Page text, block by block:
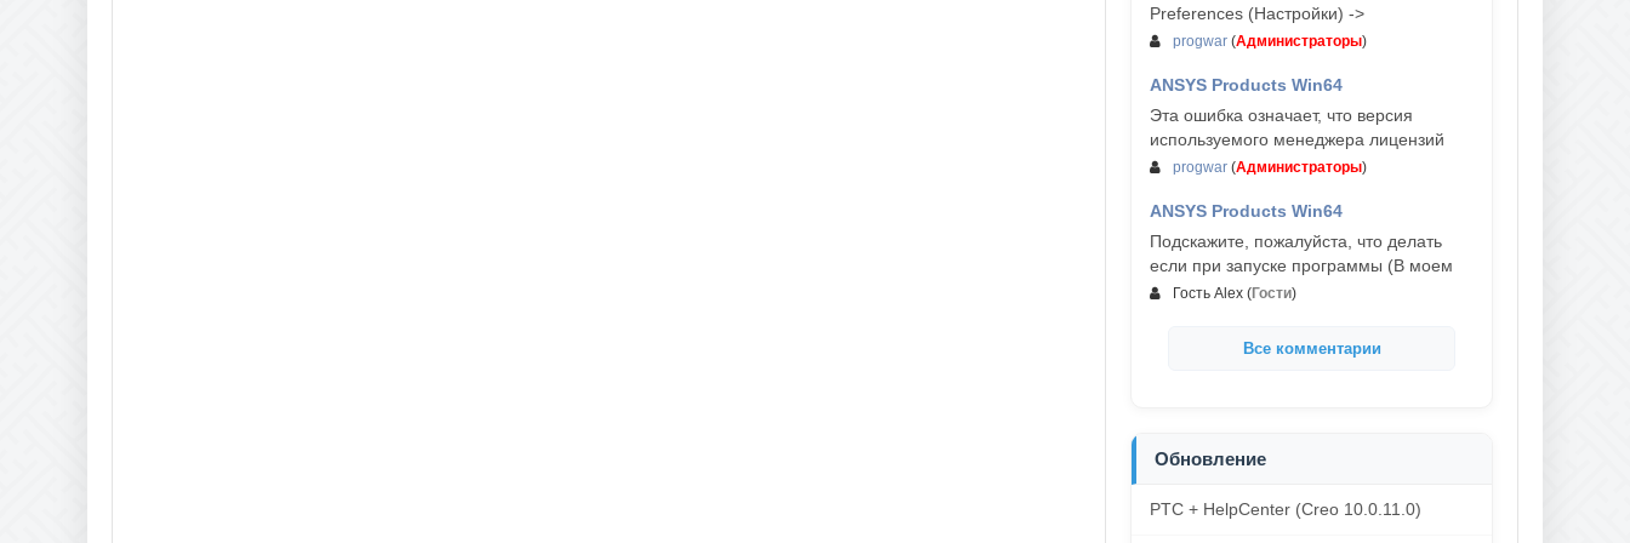
Preferences (Настройки) ->
progwar (Администраторы)
ANSYS Products Win64
Эта ошибка означает, что версия
используемого менеджера лицензий
progwar (Администраторы)
ANSYS Products Win64
Подскажите, пожалуйста, что делать
если при запуске программы (В моем
Гость Alex (Гости)
Все комментарии
Обновление
PTC + HelpCenter (Creo 10.0.11.0)